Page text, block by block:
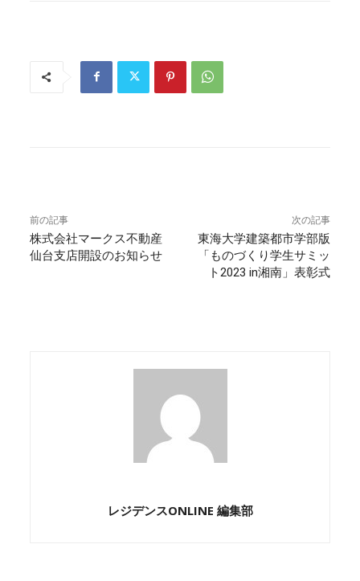
前の記事
株式会社マークス不動産
仙台支店開設のお知らせ
次の記事
東海大学建築都市学部版
「ものづくり学生サミッ
ト2023 in湘南」表彰式
レジデンスONLINE 編集部